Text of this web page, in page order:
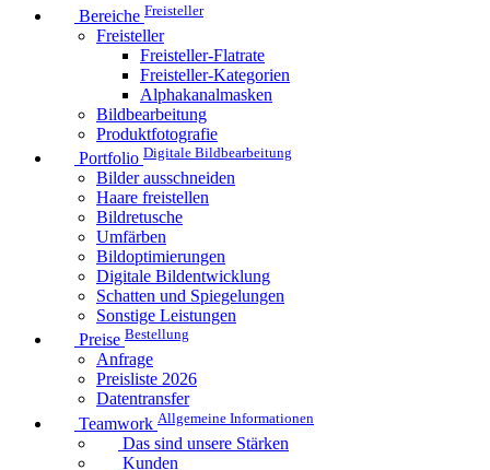
Bereiche Freisteller
Freisteller
Freisteller-Flatrate
Freisteller-Kategorien
Alphakanalmasken
Bildbearbeitung
Produktfotografie
Portfolio Digitale Bildbearbeitung
Bilder ausschneiden
Haare freistellen
Bildretusche
Umfärben
Bildoptimierungen
Digitale Bildentwicklung
Schatten und Spiegelungen
Sonstige Leistungen
Preise Bestellung
Anfrage
Preisliste 2026
Datentransfer
Teamwork Allgemeine Informationen
Das sind unsere Stärken
Kunden